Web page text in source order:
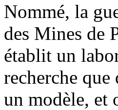
Nommé, la
des Mines de
établit un
recherche
un modèle, et